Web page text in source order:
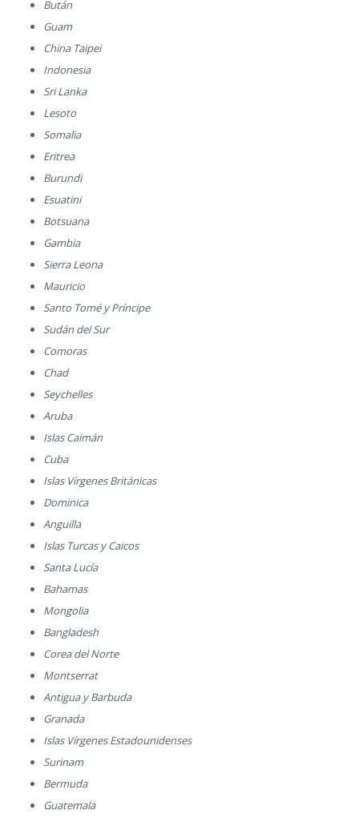
Bután
Guam
China Taipei
Indonesia
Sri Lanka
Lesoto
Somalia
Eritrea
Burundi
Esuatini
Botsuana
Gambia
Sierra Leona
Mauricio
Santo Tomé y Príncipe
Sudán del Sur
Comoras
Chad
Seychelles
Aruba
Islas Caimán
Cuba
Islas Vírgenes Británicas
Dominica
Anguilla
Islas Turcas y Caicos
Santa Lucía
Bahamas
Mongolia
Bangladesh
Corea del Norte
Montserrat
Antigua y Barbuda
Granada
Islas Vírgenes Estadounidenses
Surinam
Bermuda
Guatemala